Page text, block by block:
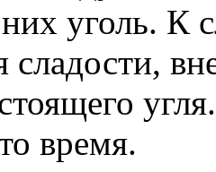
уголь. К
сладости,
время.